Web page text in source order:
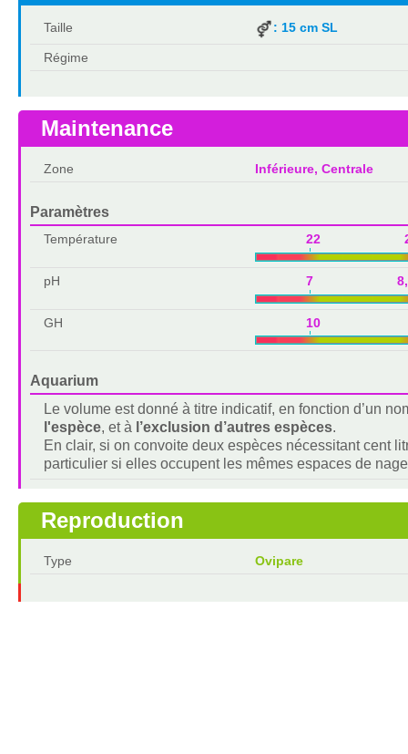
Taille : 15 cm SL
Régime
Maintenance
Zone Inférieure, Centrale
Paramètres
Température 22
pH 7
GH 10
Aquarium
Le volume est donné à titre indicatif, en fonction d’un
l'espèce, et à l’exclusion d’autres espèces.
En clair, si on convoite deux espèces nécessitant cent
particulier si elles occupent les mêmes espaces de
Reproduction
Type Ovipare